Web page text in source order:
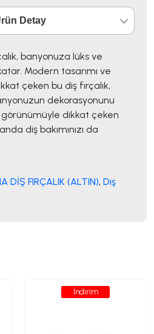
Detay
banyonuza lüks ve
Modern tasarımı ve
çeken bu diş fırçalık,
dekorasyonunu
görünümüyle dikkat çeken
diş bakımınızı da
DİŞ FIRÇALIK (ALTIN), Diş
İndirim